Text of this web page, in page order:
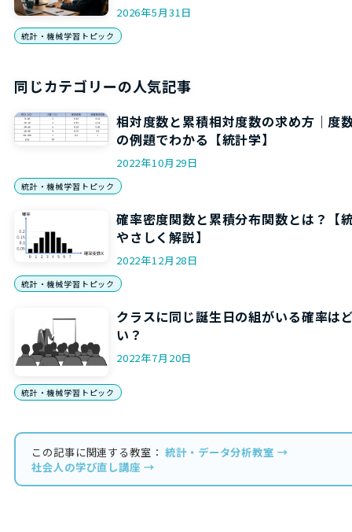
2026年5月31日
統計・機械学習トピック
同じカテゴリーの人気記事
相対度数と累積相対度数の求め方｜度
の例題でわかる【統計学】
2022年10月29日
統計・機械学習トピック
確率密度関数と累積分布関数とは？【
やさしく解説】
2022年12月28日
統計・機械学習トピック
クラスに同じ誕生日の組がいる確率は
い？
2022年7月20日
統計・機械学習トピック
この記事に関連する教室：統計・データ分析教室 →
社会人の学び直し講座 →